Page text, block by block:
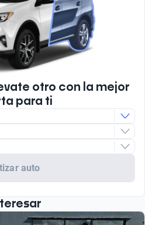
otro con la mejor
para ti
auto